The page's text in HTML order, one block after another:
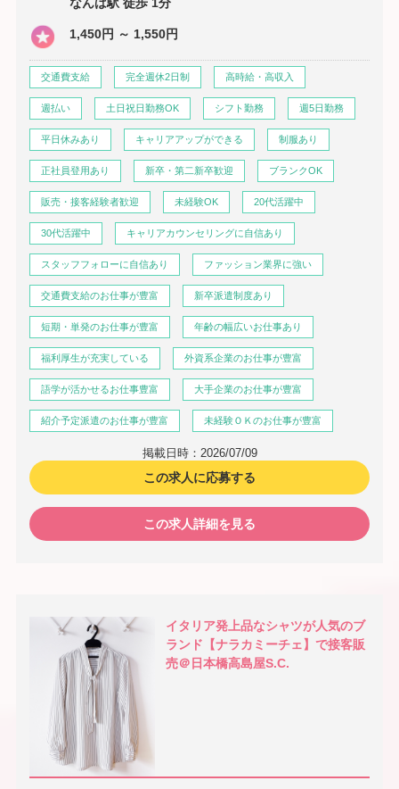
1,450円 ～ 1,550円
交通費支給 完全週休2日制 高時給・高収入
週払い 土日祝日勤務OK シフト勤務 週5日勤務
平日休みあり キャリアアップができる 制服あり
正社員登用あり 新卒・第二新卒歓迎 ブランクOK
販売・接客経験者歓迎 未経験OK 20代活躍中
30代活躍中 キャリアカウンセリングに自信あり
スタッフフォローに自信あり ファッション業界に強い
交通費支給のお仕事が豊富 新卒派遣制度あり
短期・単発のお仕事が豊富 年齢の幅広いお仕事あり
福利厚生が充実している 外資系企業のお仕事が豊富
語学が活かせるお仕事豊富 大手企業のお仕事が豊富
紹介予定派遣のお仕事が豊富 未経験ＯＫのお仕事が豊富
掲載日時：2026/07/09
この求人に応募する
この求人詳細を見る
イタリア発上品なシャツが人気のブ
ランド【ナラカミーチェ】で接客販
売＠日本橋高島屋S.C.